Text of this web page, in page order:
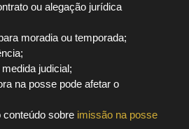
ou alegação jurídica
moradia ou temporada;
judicial;
na posse pode afetar o
conteúdo sobre imissão na posse